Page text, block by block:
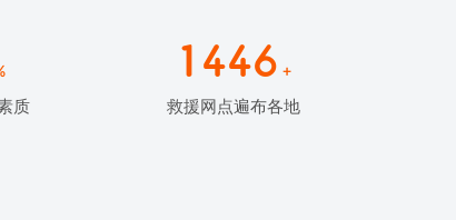
质
1446 +
救援网点遍布各地